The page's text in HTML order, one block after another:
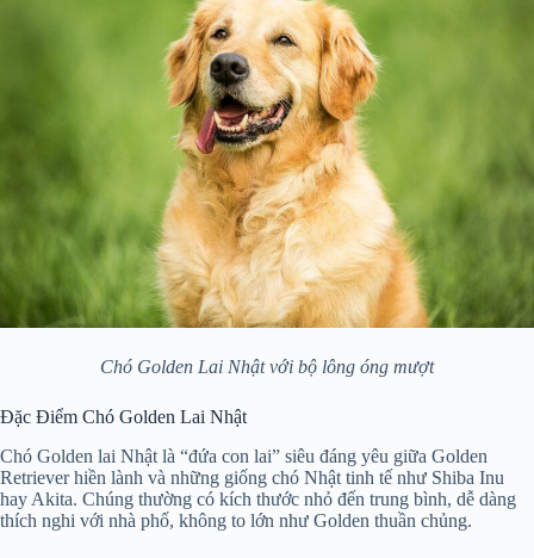
Chó Golden Lai Nhật với bộ lông óng mượt
Đặc Điểm Chó Golden Lai Nhật
Chó Golden lai Nhật là “đứa con lai” siêu đáng yêu giữa Golden
Retriever hiền lành và những giống chó Nhật tinh tế như Shiba Inu
hay Akita. Chúng thường có kích thước nhỏ đến trung bình, dễ dàng
thích nghi với nhà phố, không to lớn như Golden thuần chủng.